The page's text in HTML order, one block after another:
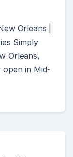
Orleans |
Simply
Orleans,
open in Mid-